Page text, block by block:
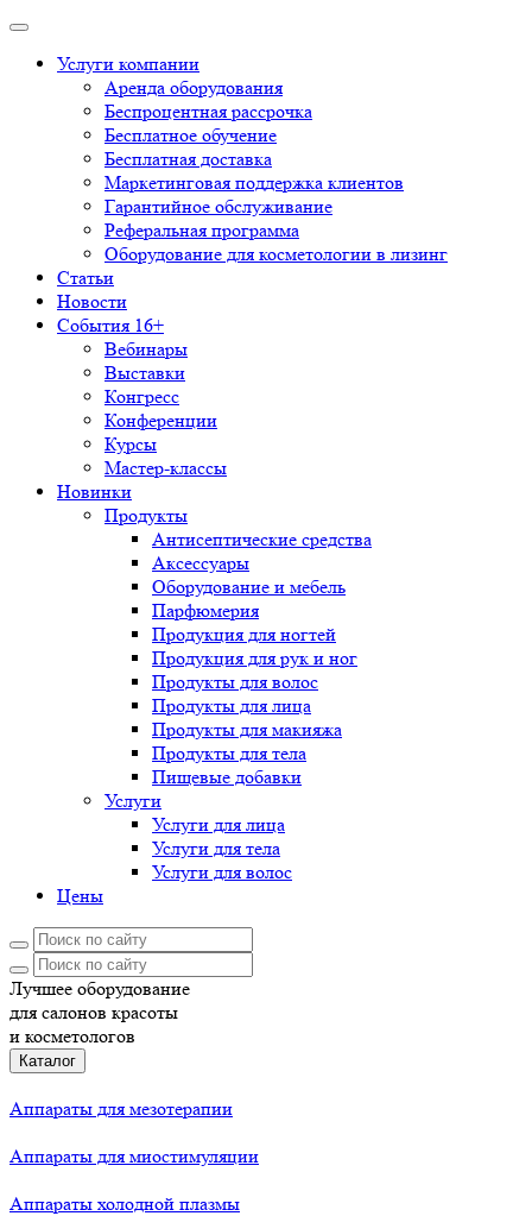
Услуги компании
Аренда оборудования
Беспроцентная рассрочка
Бесплатное обучение
Бесплатная доставка
Маркетинговая поддержка клиентов
Гарантийное обслуживание
Реферальная программа
Оборудование для косметологии в лизинг
Статьи
Новости
События 16+
Вебинары
Выставки
Конгресс
Конференции
Курсы
Мастер-классы
Новинки
Продукты
Антисептические средства
Аксессуары
Оборудование и мебель
Парфюмерия
Продукция для ногтей
Продукция для рук и ног
Продукты для волос
Продукты для лица
Продукты для макияжа
Продукты для тела
Пищевые добавки
Услуги
Услуги для лица
Услуги для тела
Услуги для волос
Цены
Лучшее оборудование
для салонов красоты
и косметологов
Каталог
Аппараты для мезотерапии
Аппараты для миостимуляции
Аппараты холодной плазмы